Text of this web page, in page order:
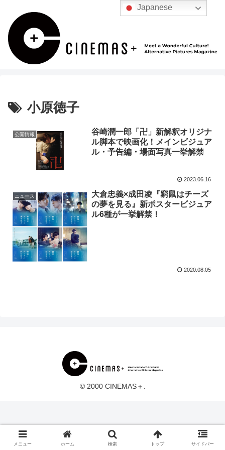
小原徳子
公開情報
谷崎潤一郎「卍」新解釈オリジナ
ル脚本で映画化！メインビジュア
ル・予告編・場面写真一挙解禁
2023.06.16
ニュース
大倉忠義×成田凌『窮鼠はチーズ
の夢を見る』新ポスタービジュア
ル6種が一挙解禁！
2020.08.05
© 2000 CINEMAS＋.
メニュー ホーム 検索 トップ サイドバー
Japanese